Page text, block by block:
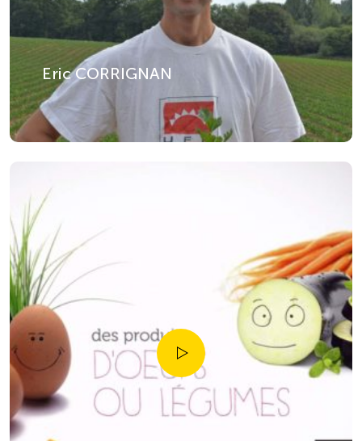
Eric CORRIGNAN